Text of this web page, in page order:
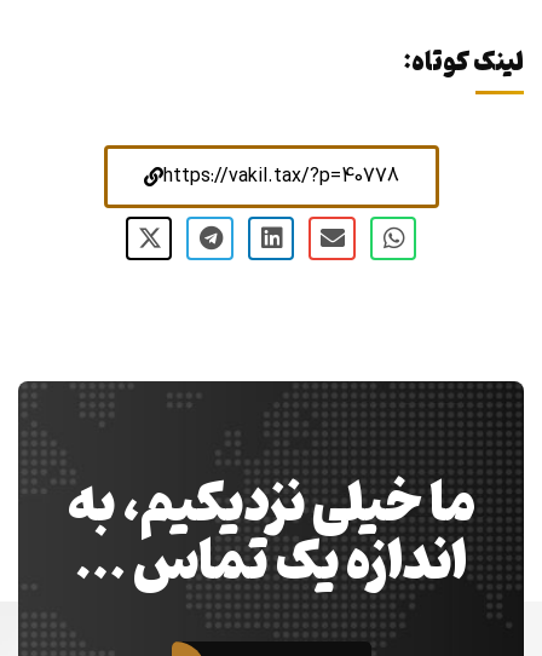
لینک کوتاه:
https://vakil.tax/?p=40778
ما خیلی نزدیکیم، به
اندازه یک تماس …